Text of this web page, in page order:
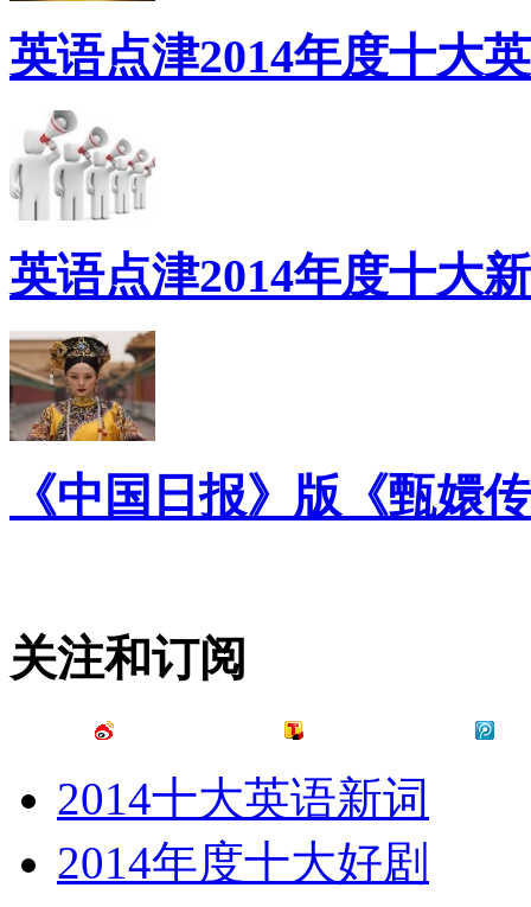
英语点津2014年度十大
英语点津2014年度十大
《中国日报》版《甄嬛
关注和订阅
2014十大英语新词
2014年度十大好剧